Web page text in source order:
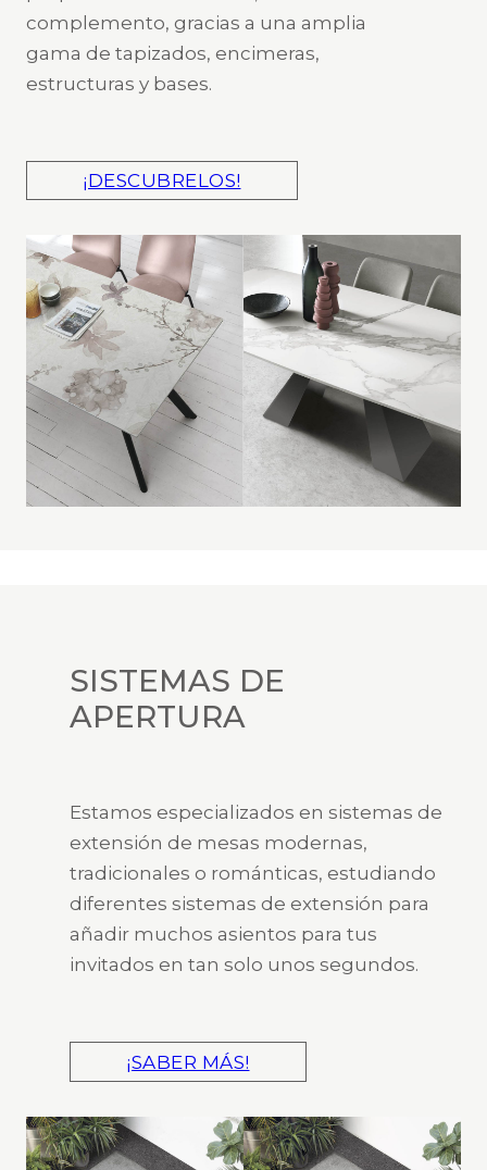
complemento, gracias a una amplia
gama de tapizados, encimeras,
estructuras y bases.
¡DESCUBRELOS!
SISTEMAS DE
APERTURA
Estamos especializados en sistemas de
extensión de mesas modernas,
tradicionales o románticas, estudiando
diferentes sistemas de extensión para
añadir muchos asientos para tus
invitados en tan solo unos segundos.
¡SABER MÁS!